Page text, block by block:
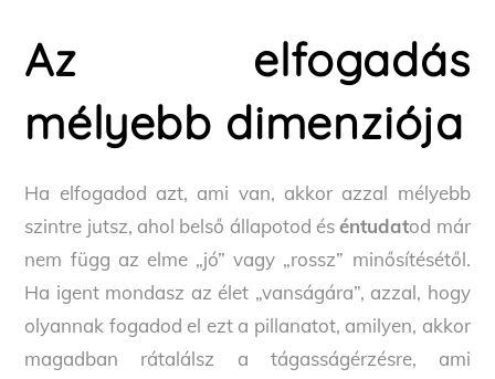
Az elfogadás
mélyebb dimenziója
Ha elfogadod azt, ami van, akkor azzal mélyebb
szintre jutsz, ahol belső állapotod éséntudatod már
nem függ az elme „jó” vagy „rossz” minősítésétől.
Ha igent mondasz az élet „vanságára”, azzal, hogy
olyannak fogadod el ezt a pillanatot, amilyen, akkor
magadban rátalálsz a tágasságérzésre, ami